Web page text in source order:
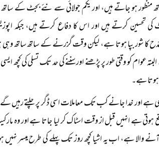
منظور ہو جاتے ہیں، اور یکم جولائی سے نئے بجٹ کے ساتھ
کی تحسین کرتے ہیں اور اس کا دفاع کرتے ہیں، جبکہ
کا شور بپا ہوتا ہے، لیکن وقت گزرنے کے ساتھ ساتھ
عوام کو وقتی طور پر پڑھنے اور سننے کی حد تک تسلی کی
ہوتا ہے۔
اور خدا جانے کب تک معاملات اسی ڈگر پر چلتے
ہے انہیں قبل از وقت اسٹاک کر لیا جاتا ہے اور وہ
والا ہے، اب یہ اشیا کچھ روز تک پہلے کی طرح میسر نہیں